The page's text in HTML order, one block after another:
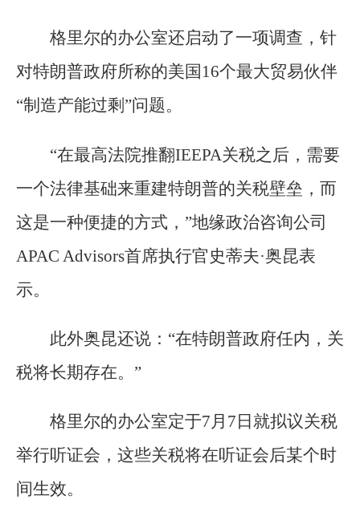
格里尔的办公室还启动了一项调查，针
对特朗普政府所称的美国16个最大贸易伙伴
“制造产能过剩”问题。
“在最高法院推翻IEEPA关税之后，需要
一个法律基础来重建特朗普的关税壁垒，而
这是一种便捷的方式，”地缘政治咨询公司
APAC Advisors首席执行官史蒂夫·奥昆表
示。
此外奥昆还说：“在特朗普政府任内，关
税将长期存在。”
格里尔的办公室定于7月7日就拟议关税
举行听证会，这些关税将在听证会后某个时
间生效。